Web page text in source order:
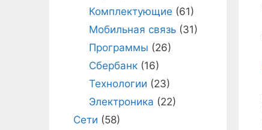
Комплектующие (61)
Мобильная связь(31)
Программы (26)
Сбербанк(16)
Технологии (23)
Электроника (22)
Сети (58)